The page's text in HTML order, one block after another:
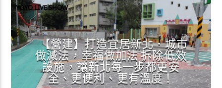
YOYO LIVE SHOW
【營建】打造宜居新北．城市
做減法，幸福做加法 拆除低效
設施，讓新北每一步都更安
全、更便利、更有溫度！